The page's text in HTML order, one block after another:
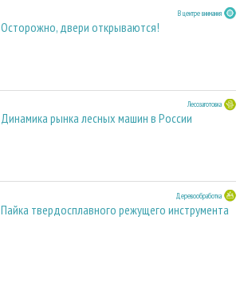
В центре внимания
Осторожно, двери открываются!
Лесозаготовка
Динамика рынка лесных машин в России
Деревообработка
Пайка твердосплавного режущего инструмента